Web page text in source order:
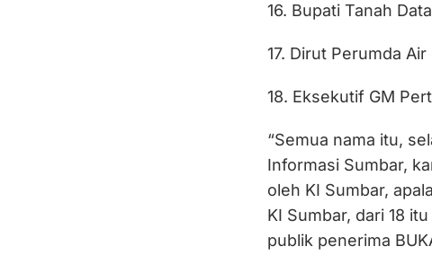
16. Bupati Tanah
17. Dirut Perumda
18. Eksekutif GM
“Semua nama itu,
Informasi Sumbar,
oleh KI Sumbar,
KI Sumbar, dari 18
publik penerima